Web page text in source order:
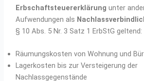
Erbschaftsteuererklärung unter
Aufwendungen als
§ 10 Abs. 5 Nr. 3 Satz 1 ErbStG geltend:
Räumungskosten von Wohnung und
Lagerkosten bis zur Versteigerung der
Nachlassgegenstände